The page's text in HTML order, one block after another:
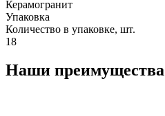
Керамогранит
Упаковка
Количество в упаковке, шт.
18
Наши преимущества